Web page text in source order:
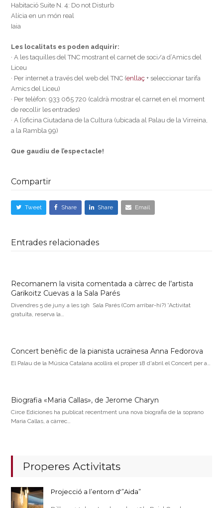
Habitació Suite N. 4: Do not Disturb
Alícia en un món real
Iaia
Les localitats es poden adquirir:
· A les taquilles del TNC mostrant el carnet de soci/a d’Amics del
Liceu
· Per internet a través del web del TNC (enllaç + seleccionar tarifa
Amics del Liceu)
· Per telèfon: 933 065 720 (caldrà mostrar el carnet en el moment
de recollir les entrades)
· A l’oficina Ciutadana de la Cultura (ubicada al Palau de la Virreina,
a la Rambla 99)
Que gaudiu de l’espectacle!
Compartir
Tweet Share Share Email
Entrades relacionades
Recomanem la visita comentada a càrrec de l’artista
Garikoitz Cuevas a la Sala Parés
Divendres 5 de juny a les 19h Sala Parés (Com arribar-hi?) *Activitat
gratuïta, reserva la…
Concert benèfic de la pianista ucraïnesa Anna Fedorova
El Palau de la Música Catalana acollirà el proper 18 d'abril el Concert per a…
Biografia «Maria Callas», de Jerome Charyn
Circe Ediciones ha publicat recentment una nova biografia de la soprano
Maria Callas, a càrrec…
Properes Activitats
Projecció a l’entorn d'”Aida”